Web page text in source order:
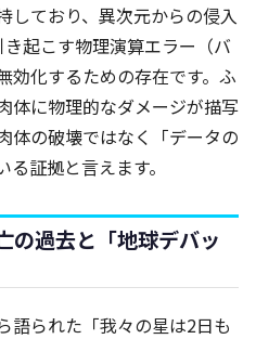
しており、異次元からの侵入
起こす物理演算エラー（バ
効化するための存在です。ふ
体に物理的なダメージが描写
体の破壊ではなく「データの
証拠と言えます。
の過去と「地球デバッ
語られた「我々の星は2日も